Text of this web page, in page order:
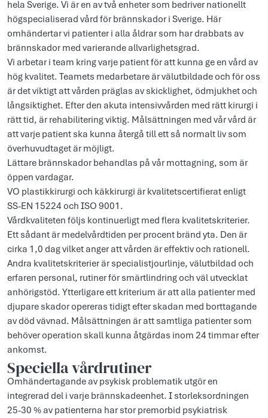
hela Sverige. Vi är en av två enheter som bedriver nationellt
högspecialiserad vård för brännskador i Sverige. Här
omhändertar vi patienter i alla åldrar som har drabbats av
brännskador med varierande allvarlighetsgrad.
Vi arbetar i team kring varje patient för att kunna ge en vård av
hög kvalitet. Teamets medarbetare är välutbildade och för oss
är det viktigt att vården präglas av skicklighet, ödmjukhet och
långsiktighet. Efter den akuta intensivvården med rätt kirurgi i
rätt tid, är rehabilitering viktig. Målsättningen med vår vård är
att varje patient ska kunna återgå till ett så normalt liv som
överhuvudtaget är möjligt.
Lättare brännskador behandlas på vår mottagning, som är
öppen vardagar.
VO plastikkirurgi och käkkirurgi är kvalitetscertifierat enligt
SS-EN 15224 och ISO 9001.
Vårdkvaliteten följs kontinuerligt med flera kvalitetskriterier.
Ett sådant är medelvårdtiden per procent bränd yta. Den är
cirka 1,0 dag vilket anger att vården är effektiv och rationell.
Andra kvalitetskriterier är specialistjourlinje, välutbildad och
erfaren personal, rutiner för smärtlindring och väl utvecklat
anhörigstöd. Ytterligare ett kriterium är att alla patienter med
djupare skador opereras tidigt efter skadan med borttagande
av död vävnad. Målsättningen är att samtliga patienter som
behöver operation skall kunna åtgärdas inom 24 timmar efter
ankomst.
Speciella vårdrutiner
Omhändertagande av psykisk problematik utgör en
integrerad del i varje brännskadeenhet. I storleksordningen
25-30 % av patienterna har stor premorbid psykiatrisk